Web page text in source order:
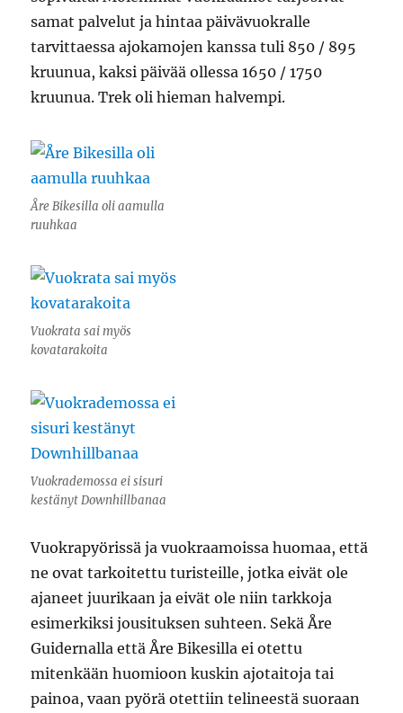
samat palvelut ja hintaa päivävuokralle
tarvittaessa ajokamojen kanssa tuli 850 / 895
kruunua, kaksi päivää ollessa 1650 / 1750
kruunua. Trek oli hieman halvempi.
Åre Bikesilla oli aamulla
ruuhkaa
Vuokrata sai myös
kovatarakoita
Vuokrademossa ei sisuri
kestänyt Downhillbanaa
Vuokrapyörissä ja vuokraamoissa huomaa, että
ne ovat tarkoitettu turisteille, jotka eivät ole
ajaneet juurikaan ja eivät ole niin tarkkoja
esimerkiksi jousituksen suhteen. Sekä Åre
Guidernalla että Åre Bikesilla ei otettu
mitenkään huomioon kuskin ajotaitoja tai
painoa, vaan pyörä otettiin telineestä suoraan